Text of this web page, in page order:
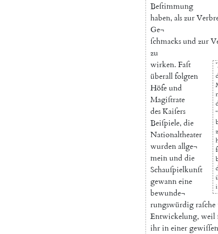
Beſtimmung
haben, alszur
Ge¬
ſchmacksund zur
zu
wirken
“
. Faſt
überallfolgten
Höfeund
Magiſtrate
desKaiſers
Beiſpiele, die
Nationaltheater
wurdenallge¬
meinund die
Schauſpielkunſt
gewanneine
bewunde¬
rungswürdigraſche
Entwickelung, weil
ihrineinergewiſſen